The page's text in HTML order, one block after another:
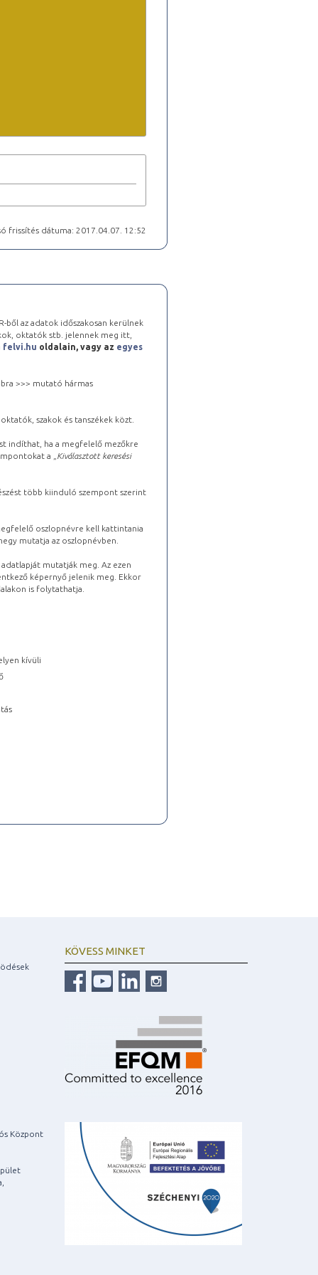
frissítés dátuma: 2017.04.07. 12:52
ből az adatok időszakosan kerülnek
oktatók stb. jelennek meg itt,
felvi.hu oldalain, vagy az egyes
>>> mutató hármas
szakok és tanszékek közt.
indíthat, ha a megfelelő mezőkre
a „ Kiválasztott keresési
több kiinduló szempont szerint
oszlopnévre kell kattintania
mutatja az oszlopnévben.
mutatják meg. Az ezen
képernyő jelenik meg. Ekkor
is folytathatja.
kívüli
Központ
KÖVESS MINKET